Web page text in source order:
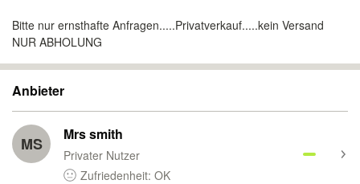
Bitte nur ernsthafte Anfragen.....Privatverkauf.....kein Versand
NUR ABHOLUNG
Anbieter
MS Mrs smith
Privater Nutzer
Zufriedenheit: OK